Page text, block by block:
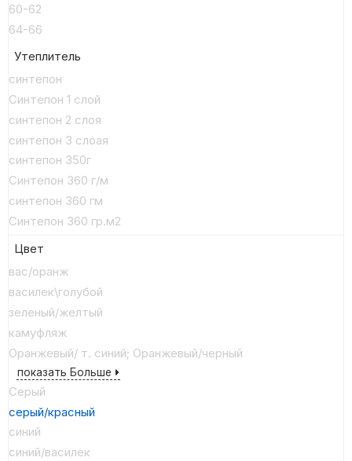
60-62
64-66
Утеплитель
синтепон
Синтепон 1 слой
синтепон 2 слоя
синтепон 3 слоая
синтепон 350г
Синтепон 360 г/м
синтепон 360 гм
Синтепон 360 гр.м2
Цвет
вас/оранж
василек\голубой
зеленый/желтый
камуфляж
Оранжевый/ т. синий; Оранжевый/черный
показать Больше
Серый
серый/красный
синий
синий/василек